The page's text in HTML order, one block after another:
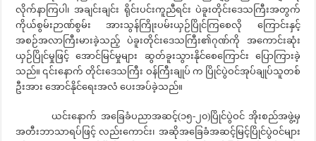
လိုက်နာကြပါ၊ အချင်းချင်း ရိုင်းပင်းကူညီရင်း ပဲခူးတိုင်းဒေသကြီးအတွက်
ကိုယ်စွမ်းဉာဏ်စွမ်း အားသွန်ကြိုးပမ်းယှဉ်ပြိုင်ကြစေလို ကြောင်းနှင့်
အစဉ်အလာကြီးမားခဲ့သည့် ပဲခူးတိုင်းဒေသကြီး၏ဂုဏ်ကို အကောင်းဆုံး
ယှဉ်ပြိုင်မှုဖြင့် အောင်မြင်မှုများ ဆွတ်ခူးသွားနိုင်စေကြောင်း ပြောကြားခဲ့
သည်။ ၎င်းနောက် တိုင်းဒေသကြီး ဝန်ကြီးချုပ် က ပြိုင်ပွဲဝင်အုပ်ချုပ်သူတစ်
ဦးအား အောင်နိုင်ရေးအလံ ပေးအပ်ခဲ့သည်။
ယင်းနောက် အခြေခံပညာအဆင့်(၁၅-၂၀)ပြိုင်ပွဲဝင် အိုးစည်အဖွဲ့မှ
အတီးဘာသာရပ်ဖြင့် လည်းကောင်း၊ အဆိုအခြေခံအဆင့်မြင့်ပြိုင်ပွဲဝင်များ